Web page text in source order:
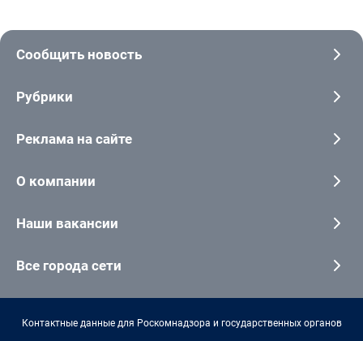
Сообщить новость
Рубрики
Реклама на сайте
О компании
Наши вакансии
Все города сети
Контактные данные для Роскомнадзора и государственных органов